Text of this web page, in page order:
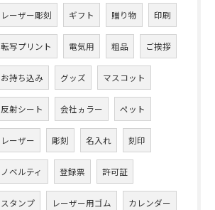
レーザー彫刻 ギフト 贈り物 印刷
転写プリント 電気用 粗品 ご挨拶
お持ち込み グッズ マスコット
反射シート 会社ヵラー ペット
レーザー 彫刻 名入れ 刻印
ノベルティ 登録票 許可証
スタンプ レーザー用ゴム カレンダー